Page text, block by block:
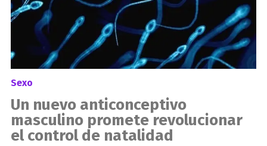
Sexo
Un nuevo anticonceptivo
masculino promete revolucionar
el control de natalidad